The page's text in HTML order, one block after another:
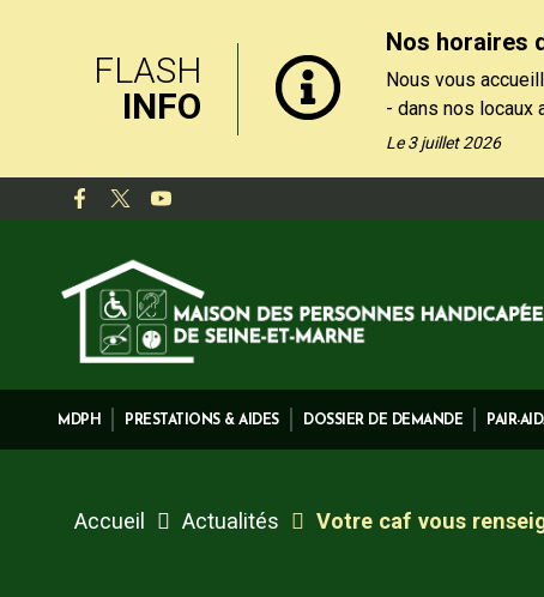
FLASH
INFO
Nos horaires
Nous vous
- dans nos locaux
le matin, du lundi
Le 3 juillet 2026
MDPH PRESTATIONS & AIDES DOSSIER DE DEMANDE PAIR-
Accueil Actualités Votre caf vous